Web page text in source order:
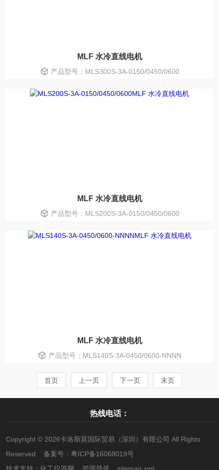
MLF 水冷直线电机
产品型号：MLS300S-3A-0150/0450/0600
MLF 水冷直线电机
产品型号：MLS200S-3A-0150/0450/0600
MLF 水冷直线电机
产品型号：MLS140S-3A-0450/0600-NNNN
首页 上一页 下一页 末页
热线电话：
Copyright © 2026卡洛斯莫国际贸易（深圳）有限公司 All Rights
Reserved 备案号： 粤ICP备16068019号